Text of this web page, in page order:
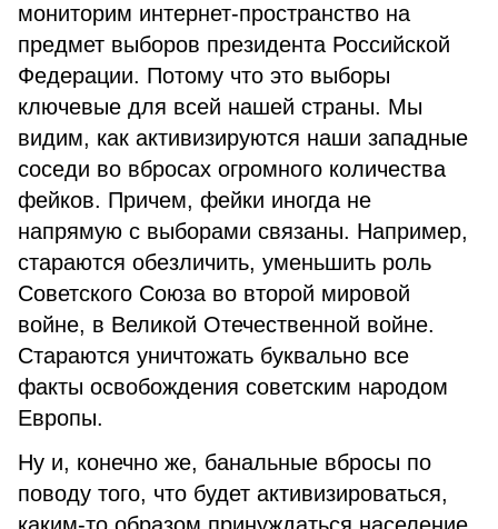
мониторим интернет-пространство на
предмет выборов президента Российской
Федерации. Потому что это выборы
ключевые для всей нашей страны. Мы
видим, как активизируются наши западные
соседи во вбросах огромного количества
фейков. Причем, фейки иногда не
напрямую с выборами связаны. Например,
стараются обезличить, уменьшить роль
Советского Союза во второй мировой
войне, в Великой Отечественной войне.
Стараются уничтожать буквально все
факты освобождения советским народом
Европы.
Ну и, конечно же, банальные вбросы по
поводу того, что будет активизироваться,